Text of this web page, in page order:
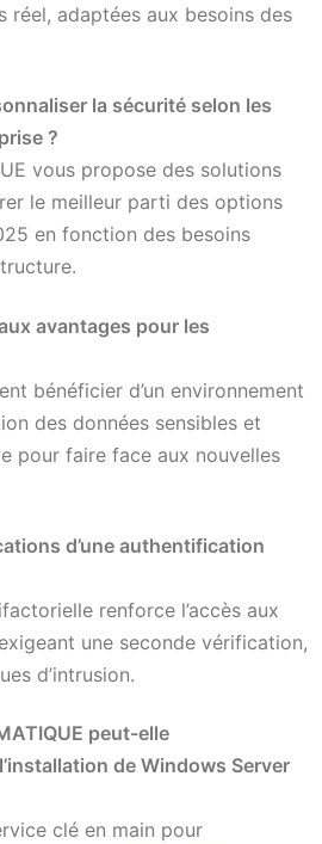
réel, adaptées aux besoins des
la sécurité selon les
?
vous propose des solutions
le meilleur parti des options
en fonction des besoins
avantages pour les
bénéficier d’un environnement
des données sensibles et
pour faire face aux nouvelles
d’une authentification
renforce l’accès aux
une seconde vérification,
d’intrusion.
peut-elle
de Windows Server
clé en main pour